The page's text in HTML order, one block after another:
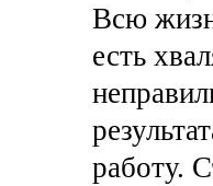
Всю
есть
работу.